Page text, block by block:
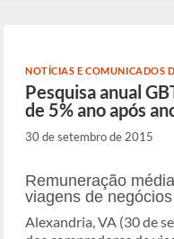
NOTÍCIAS E COMUNICADOS
Pesquisa anual
de 5% ano após
30 de setembro de 2015
Remuneração
viagens de negócios
Alexandria, VA (30 de